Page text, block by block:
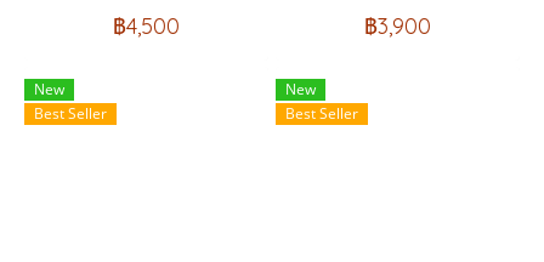
฿4,500 ฿3,900
New
Best Seller
New
Best Seller